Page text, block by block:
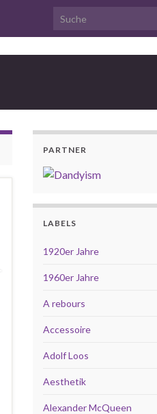
Search for:
PARTNER
LABELS
1920er Jahre
1960er Jahre
A rebours
Accessoire
Adolf Loos
Aesthetik
Alexander McQueen